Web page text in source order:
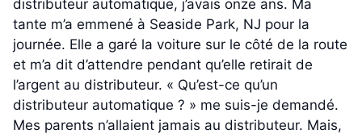
distributeur automatique, j’avais onze ans. Ma
tante m’a emmené à Seaside Park, NJ pour la
journée. Elle a garé la voiture sur le côté de la route
et m’a dit d’attendre pendant qu’elle retirait de
l’argent au distributeur. « Qu’est-ce qu’un
distributeur automatique ? » me suis-je demandé.
Mes parents n’allaient jamais au distributeur. Mais,